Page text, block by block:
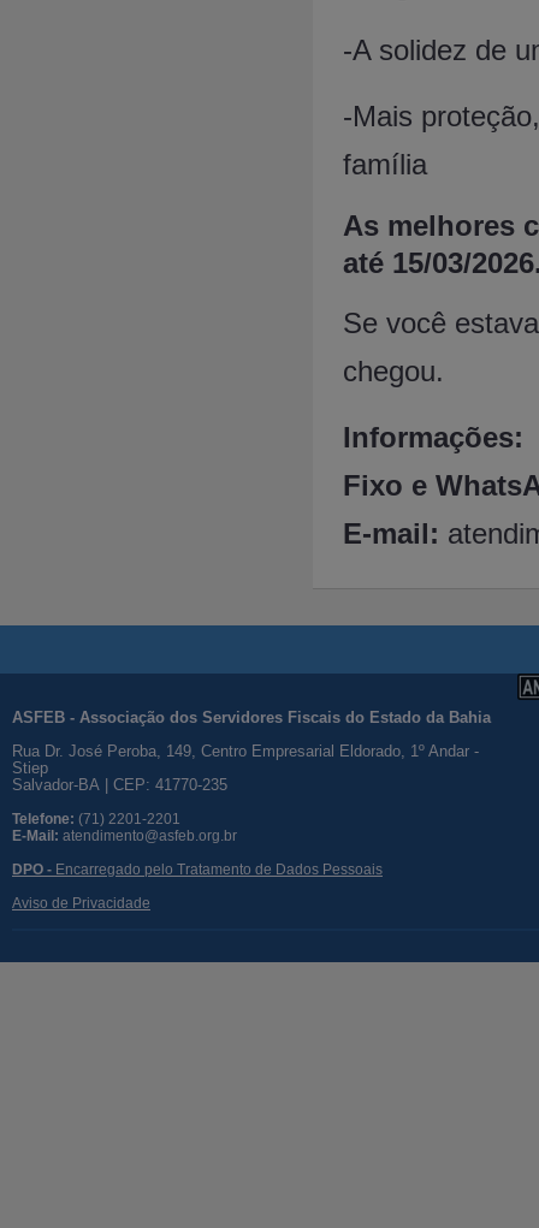
-A solidez de
-Mais
família
As melhores
até 15/03/
Se você
chegou.
Informações:
Fixo e
E-mail:
ASFEB - Associação dos Servidores Fiscais do Estado da Bahia
Rua Dr. José Peroba, 149, Centro Empresarial Eldorado, 1º Andar -
Stiep
Salvador-BA | CEP: 41770-235
Telefone: (71) 2201-2201
E-Mail: atendimento@asfeb.org.br
DPO - Encarregado pelo Tratamento de Dados Pessoais
Aviso de Privacidade